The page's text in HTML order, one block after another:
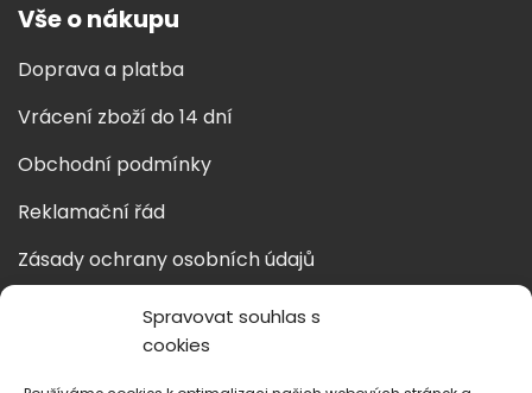
Spravovat souhlas s
cookies
Vše o nákupu
Doprava a platba
Vrácení zboží do 14 dní
Obchodní podmínky
Reklamační řád
Zásady ochrany osobních údajů
Zásady cookies